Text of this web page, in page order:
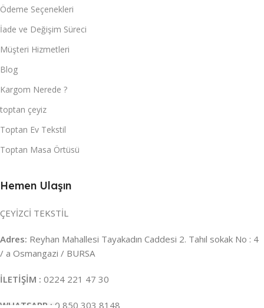
Ödeme Seçenekleri
İade ve Değişim Süreci
Müşteri Hizmetleri
Blog
Kargom Nerede ?
toptan çeyiz
Toptan Ev Tekstil
Toptan Masa Örtüsü
Hemen Ulaşın
ÇEYİZCİ TEKSTİL
Adres: Reyhan Mahallesi Tayakadın Caddesi 2. Tahıl sokak No : 4
/ a Osmangazi / BURSA
İLETİŞİM : 0224 221 47 30
WHATSAPP : 0 850 303 8148